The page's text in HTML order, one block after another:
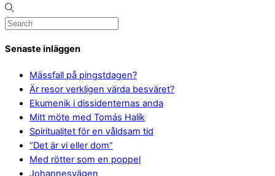
Senaste inläggen
Mässfall på pingstdagen?
Är resor verkligen värda besväret?
Ekumenik i dissidenternas anda
Mitt möte med Tomás Halík
Spiritualitet för en våldsam tid
“Det är vi eller dom”
Med rötter som en poppel
Johannesvägen